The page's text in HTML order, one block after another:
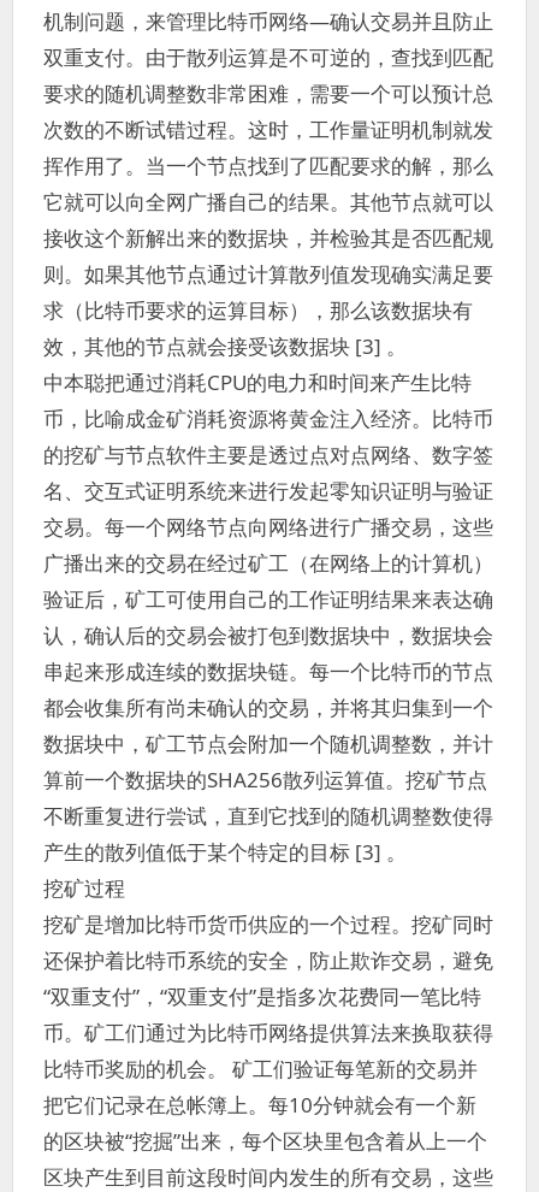
机制问题，来管理比特币网络—确认交易并且防止
双重支付。由于散列运算是不可逆的，查找到匹配
要求的随机调整数非常困难，需要一个可以预计总
次数的不断试错过程。这时，工作量证明机制就发
挥作用了。当一个节点找到了匹配要求的解，那么
它就可以向全网广播自己的结果。其他节点就可以
接收这个新解出来的数据块，并检验其是否匹配规
则。如果其他节点通过计算散列值发现确实满足要
求（比特币要求的运算目标），那么该数据块有
效，其他的节点就会接受该数据块 [3] 。
中本聪把通过消耗CPU的电力和时间来产生比特
币，比喻成金矿消耗资源将黄金注入经济。比特币
的挖矿与节点软件主要是透过点对点网络、数字签
名、交互式证明系统来进行发起零知识证明与验证
交易。每一个网络节点向网络进行广播交易，这些
广播出来的交易在经过矿工（在网络上的计算机）
验证后，矿工可使用自己的工作证明结果来表达确
认，确认后的交易会被打包到数据块中，数据块会
串起来形成连续的数据块链。每一个比特币的节点
都会收集所有尚未确认的交易，并将其归集到一个
数据块中，矿工节点会附加一个随机调整数，并计
算前一个数据块的SHA256散列运算值。挖矿节点
不断重复进行尝试，直到它找到的随机调整数使得
产生的散列值低于某个特定的目标 [3] 。
挖矿过程
挖矿是增加比特币货币供应的一个过程。挖矿同时
还保护着比特币系统的安全，防止欺诈交易，避免
“双重支付”，“双重支付”是指多次花费同一笔比特
币。矿工们通过为比特币网络提供算法来换取获得
比特币奖励的机会。 矿工们验证每笔新的交易并
把它们记录在总帐簿上。每10分钟就会有一个新
的区块被“挖掘”出来，每个区块里包含着从上一个
区块产生到目前这段时间内发生的所有交易，这些